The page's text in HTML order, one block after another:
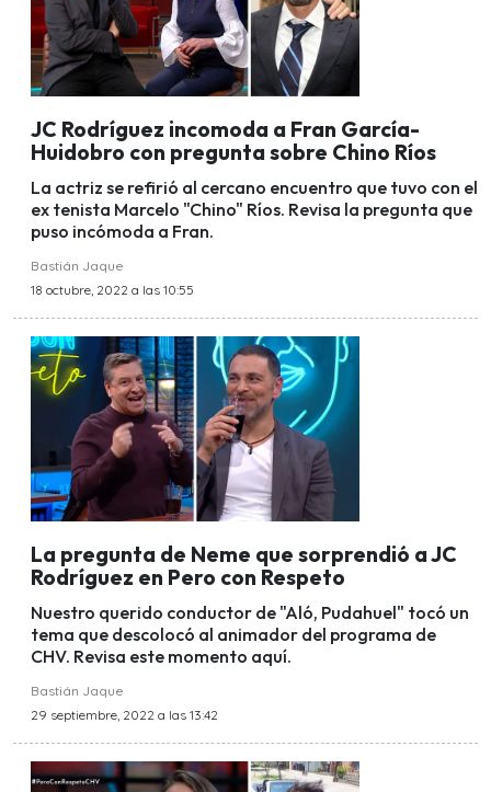
JC Rodríguez incomoda a Fran García-
Huidobro con pregunta sobre Chino Ríos
La actriz se refirió al cercano encuentro que tuvo con el
ex tenista Marcelo "Chino" Ríos. Revisa la pregunta que
puso incómoda a Fran.
Bastián Jaque
18 octubre, 2022 a las 10:55
La pregunta de Neme que sorprendió a JC
Rodríguez en Pero con Respeto
Nuestro querido conductor de "Aló, Pudahuel" tocó un
tema que descolocó al animador del programa de
CHV. Revisa este momento aquí.
Bastián Jaque
29 septiembre, 2022 a las 13:42